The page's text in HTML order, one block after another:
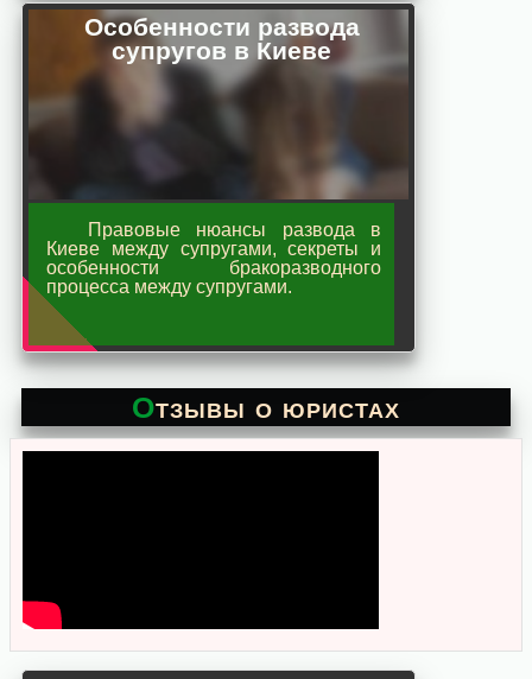
Особенности развода
супругов в Киеве
Правовые нюансы развода в
Киеве между супругами, секреты и
особенности бракоразводного
процесса между супругами.
Отзывы о юристах